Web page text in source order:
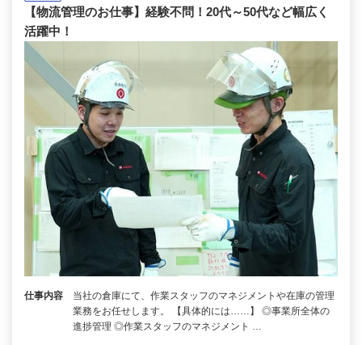
【物流管理のお仕事】経験不問！20代～50代など幅広く
活躍中！
仕事内容
当社の倉庫にて、作業スタッフのマネジメントや在庫の管理
業務をお任せします。 【具体的には……】 ◎事業所全体の
進捗管理 ◎作業スタッフのマネジメント …